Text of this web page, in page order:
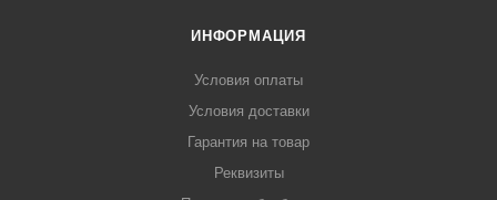
ИНФОРМАЦИЯ
Условия оплаты
Условия доставки
Гарантия на товар
Реквизиты